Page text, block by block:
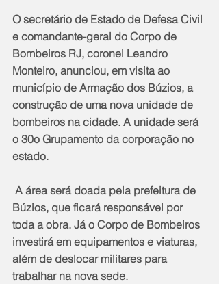
O secretário de Estado de Defesa Civil
e comandante-geral do Corpo de
Bombeiros RJ, coronel Leandro
Monteiro, anunciou, em visita ao
município de Armação dos Búzios, a
construção de uma nova unidade de
bombeiros na cidade. A unidade será
o 30o Grupamento da corporação no
estado.
Búzios, que ficará responsável por
toda a obra. Já o Corpo de Bombeiros
investirá em equipamentos e viaturas,
além de deslocar militares para
trabalhar na nova sede.